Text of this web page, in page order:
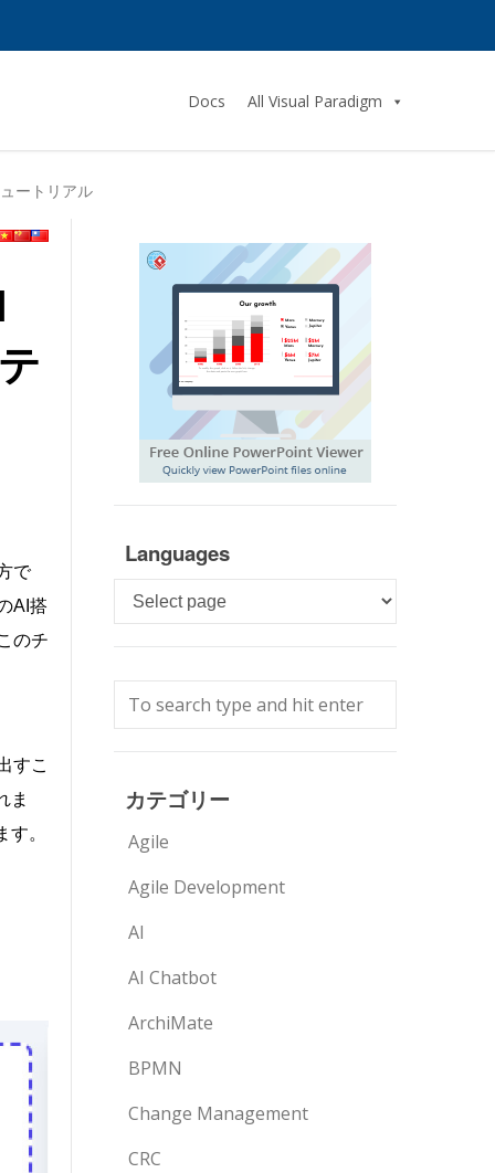
Docs All Visual Paradigm
ートリアル
で
AI搭
のチ
すこ
ま
。
Languages
Languages
カテゴリー
Agile
Agile Development
AI
AI Chatbot
ArchiMate
BPMN
Change Management
CRC